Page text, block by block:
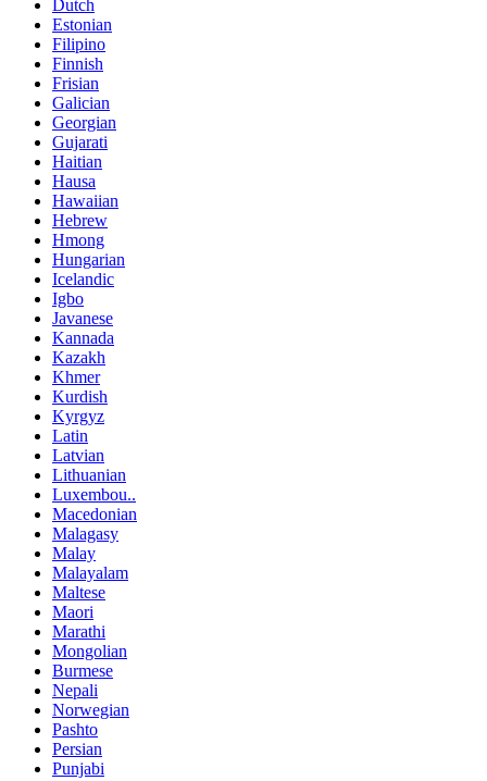
Dutch
Estonian
Filipino
Finnish
Frisian
Galician
Georgian
Gujarati
Haitian
Hausa
Hawaiian
Hebrew
Hmong
Hungarian
Icelandic
Igbo
Javanese
Kannada
Kazakh
Khmer
Kurdish
Kyrgyz
Latin
Latvian
Lithuanian
Luxembou..
Macedonian
Malagasy
Malay
Malayalam
Maltese
Maori
Marathi
Mongolian
Burmese
Nepali
Norwegian
Pashto
Persian
Punjabi